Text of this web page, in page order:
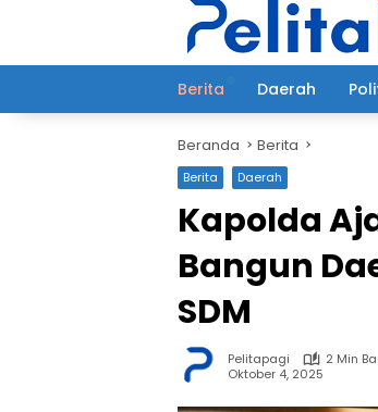
Berita Daerah
Beranda Berita
Berita Daerah
Kapolda
Bangun
SDM
Pelitapagi
2 Min
Oktober 4, 2025